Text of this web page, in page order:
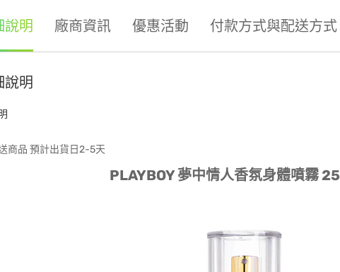
說明 廠商資訊 優惠活動 付款方式與配送方式
說明
商品 預計出貨日2-5天
PLAYBOY 夢中情人香氛身體噴霧